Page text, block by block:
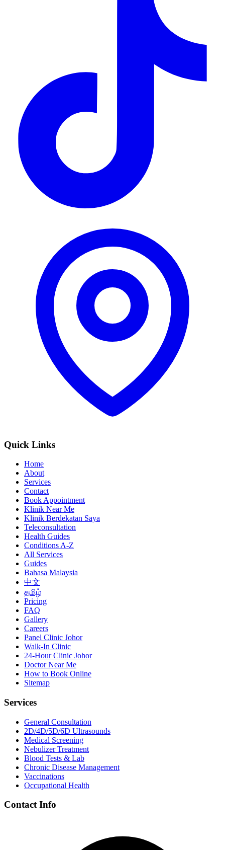
Quick Links
Home
About
Services
Contact
Book Appointment
Klinik Near Me
Klinik Berdekatan Saya
Teleconsultation
Health Guides
Conditions A-Z
All Services
Guides
Bahasa Malaysia
中文
தமிழ்
Pricing
FAQ
Gallery
Careers
Panel Clinic Johor
Walk-In Clinic
24-Hour Clinic Johor
Doctor Near Me
How to Book Online
Sitemap
Services
General Consultation
2D/4D/5D/6D Ultrasounds
Medical Screening
Nebulizer Treatment
Blood Tests & Lab
Chronic Disease Management
Vaccinations
Occupational Health
Contact Info